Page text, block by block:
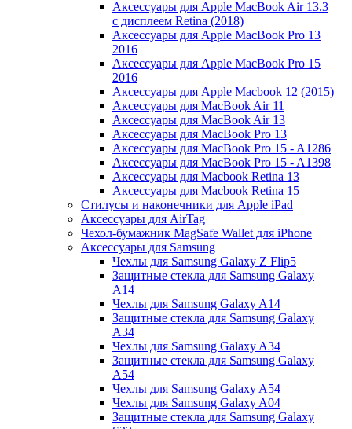
Аксессуары для Apple MacBook Air 13.3
с дисплеем Retina (2018)
Аксессуары для Apple MacBook Pro 13
2016
Аксессуары для Apple MacBook Pro 15
2016
Аксессуары для Apple Macbook 12 (2015)
Аксессуары для MacBook Air 11
Аксессуары для MacBook Air 13
Аксессуары для MacBook Pro 13
Аксессуары для MacBook Pro 15 - A1286
Аксессуары для MacBook Pro 15 - A1398
Аксессуары для Macbook Retina 13
Аксессуары для Macbook Retina 15
Стилусы и наконечники для Apple iPad
Аксессуары для AirTag
Чехол-бумажник MagSafe Wallet для iPhone
Аксессуары для Samsung
Чехлы для Samsung Galaxy Z Flip5
Защитные стекла для Samsung Galaxy
A14
Чехлы для Samsung Galaxy A14
Защитные стекла для Samsung Galaxy
A34
Чехлы для Samsung Galaxy A34
Защитные стекла для Samsung Galaxy
A54
Чехлы для Samsung Galaxy A54
Чехлы для Samsung Galaxy A04
Защитные стекла для Samsung Galaxy